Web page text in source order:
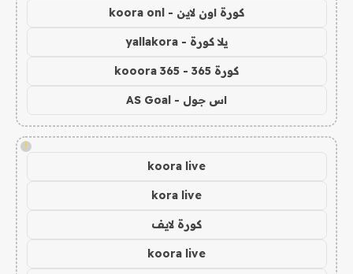
كورة اون لاين - koora onl
يلا كورة - yallakora
كورة 365 - kooora 365
اس جول - AS Goal
!
koora live
kora live
كورة لايف
koora live